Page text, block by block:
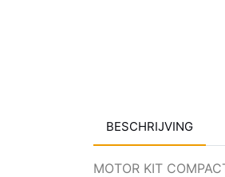
BESCHRIJVING
MOTOR KIT